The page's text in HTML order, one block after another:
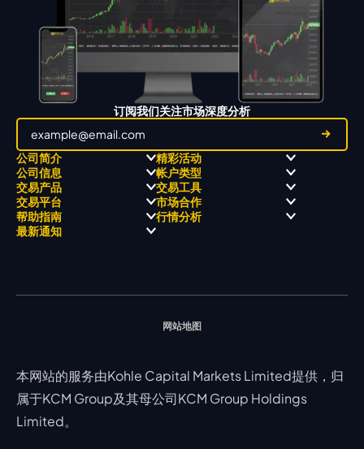
订阅我们关注市场深度分析
公司简介
关于
关于 KCM Group
三大优势
奖项和成就
精彩活动
职业高尔夫 x 飘移队
全球高尔夫锦标赛
公司信息
经营理念
公开信息与风险披露
公司新闻
视频库
帐户类型
ECN 账户
STP 账户
账户比较
交易产品
Forex
贵金属
能源
交易工具
交易平台
MetaTrader 4
MetaTrader 5
市场合作
帮助指南 行情分析
最新通知
网站地图
本网站的服务由Kohle Capital Markets Limited提供，归
属于KCM Group及其母公司KCM Group Holdings
Limited。